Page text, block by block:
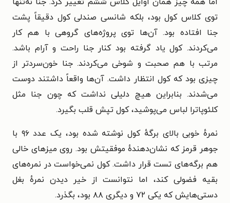
توی کلاس کول بود، بلکه شانسی صندلی کول دقیقاً پشت
جنا افتاده بود. آن‌ها توی پروژه‌های گروهی با هم کار
می‌کردند. کول یاد گرفته بود کنار جنا راحت و آرام باشد.
مرتب با هم صحبت و شوخی می‌کردند. جنا خون‌سردتر از
چیزی بود که کول انتظار داشت. آن‌ها واقعاً داشتند دوست
می‌شدند. بنابراین هیچ دلیلی نداشت که چون جنا مثل
کلئوپاترا لباس می‌پوشید، کول تپش قلب بگیرد.
نمرهٔ خوبی بالای برگهٔ کول نوشته شده بود، یک عدد ۹۶ با
جوهر قرمز که نشان‌دهندهٔ موفقیتش بود. روی میزهای خالی
هم برگه‌های تست قرار داشت. کول نمی‌خواست در نمره‌های
بقیه فضولی کند، اما نتوانست از خیر دیدن نمرهٔ بغل
دستی‌هایش که یکی ۷۲ و دیگری ۸۸ بود، بگذرد.